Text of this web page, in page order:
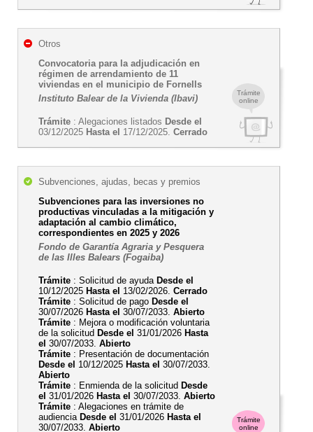
Trámite
online
Otros
Convocatoria para la adjudicación en
régimen de arrendamiento de 11
viviendas en el municipio de Fornells
Instituto Balear de la Vivienda (Ibavi)
Trámite : Alegaciones listados Desde el
03/12/2025 Hasta el 17/12/2025. Cerrado
Trámite
online
Subvenciones, ajudas, becas y premios
Subvenciones para las inversiones no
productivas vinculadas a la mitigación y
adaptación al cambio climático,
correspondientes en 2025 y 2026
Fondo de Garantía Agraria y Pesquera
de las Illes Balears (Fogaiba)
Trámite : Solicitud de ayuda Desde el
10/12/2025 Hasta el 13/02/2026. Cerrado
Trámite : Solicitud de pago Desde el
30/07/2026 Hasta el 30/07/2033. Abierto
Trámite : Mejora o modificación voluntaria
de la solicitud Desde el 31/01/2026 Hasta
el 30/07/2033. Abierto
Trámite : Presentación de documentación
Desde el 10/12/2025 Hasta el 30/07/2033.
Abierto
Trámite : Enmienda de la solicitud Desde
el 31/01/2026 Hasta el 30/07/2033. Abierto
Trámite : Alegaciones en trámite de
audiencia Desde el 31/01/2026 Hasta el
30/07/2033. Abierto